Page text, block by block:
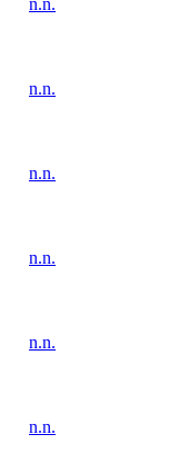
n.n.
n.n.
n.n.
n.n.
n.n.